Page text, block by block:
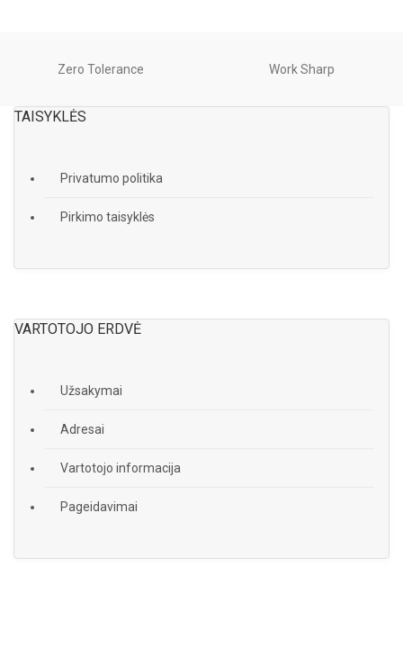
Zero Tolerance Work Sharp
TAISYKLĖS
Privatumo politika
Pirkimo taisyklės
VARTOTOJO ERDVĖ
Užsakymai
Adresai
Vartotojo informacija
Pageidavimai